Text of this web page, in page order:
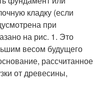
кладку (если
при
на рис. 1. Это
весом будущего
рассчитанное
от древесины,